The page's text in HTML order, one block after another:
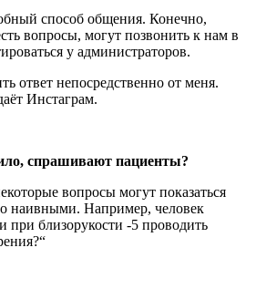
способ общения. Конечно,
вопросы, могут позвонить к нам в
у администраторов.
ответ непосредственно от меня.
Инстаграм.
спрашивают пациенты?
вопросы могут показаться
наивными. Например, человек
близорукости -5 проводить